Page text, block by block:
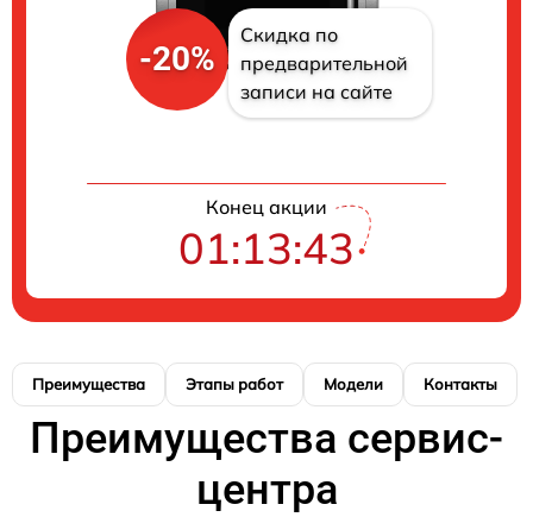
-20%
Скидка по
предварительной
записи на сайте
Конец акции
01:13:41
Преимущества Этапы работ Модели Контакты
Преимущества сервис-
центра